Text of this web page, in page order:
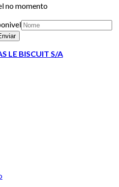
no momento
LE BISCUIT S/A